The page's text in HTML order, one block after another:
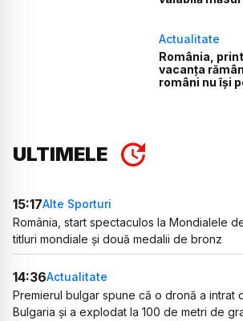
Actualitate
România,
vacanța
români nu își
ULTIMELE
15:17Alte Sporturi
România, start spectaculos la Mondialele
titluri mondiale și două medalii de bronz
14:36Actualitate
Premierul bulgar spune că o dronă a intrat
Bulgaria și a explodat la 100 de metri de